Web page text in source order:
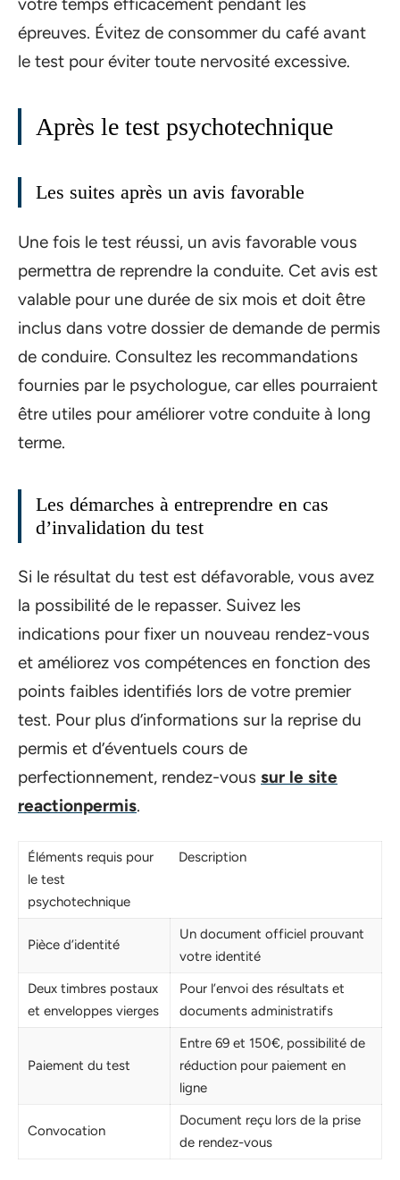
épreuves. Évitez de consommer du café avant
le test pour éviter toute nervosité excessive.
Après le test psychotechnique
Les suites après un avis favorable
Une fois le test réussi, un avis favorable vous
permettra de reprendre la conduite. Cet avis est
valable pour une durée de six mois et doit être
inclus dans votre dossier de demande de permis
de conduire. Consultez les recommandations
fournies par le psychologue, car elles pourraient
être utiles pour améliorer votre conduite à long
terme.
Les démarches à entreprendre en cas
d’invalidation du test
Si le résultat du test est défavorable, vous avez
la possibilité de le repasser. Suivez les
indications pour fixer un nouveau rendez-vous
et améliorez vos compétences en fonction des
points faibles identifiés lors de votre premier
test. Pour plus d’informations sur la reprise du
permis et d’éventuels cours de
perfectionnement, rendez-vous sur le site
reactionpermis.
Éléments requis pour
le test
psychotechnique
Description
Pièce d’identité
Un document officiel prouvant
votre identité
Deux timbres postaux
et enveloppes vierges
Pour l’envoi des résultats et
documents administratifs
Paiement du test
Entre 69 et 150€, possibilité de
réduction pour paiement en
ligne
Convocation
Document reçu lors de la prise
de rendez-vous